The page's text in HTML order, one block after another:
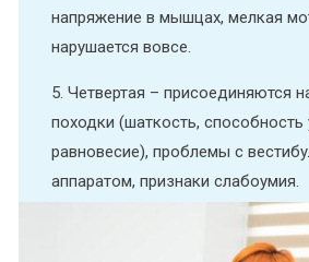
напряжение в мышцах, мелкая
нарушается вовсе.
5. Четвертая – присоединяются
походки (шаткость, способность
равновесие), проблемы с
аппаратом, признаки слабоумия.